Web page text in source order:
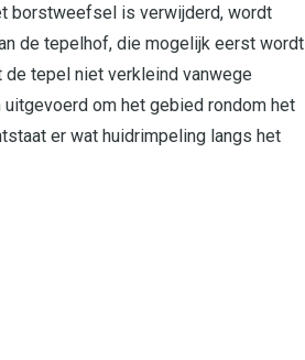
borstweefsel is verwijderd, wordt
de tepelhof, die mogelijk eerst wordt
tepel niet verkleind vanwege
om het gebied rondom het
er wat huidrimpeling langs het